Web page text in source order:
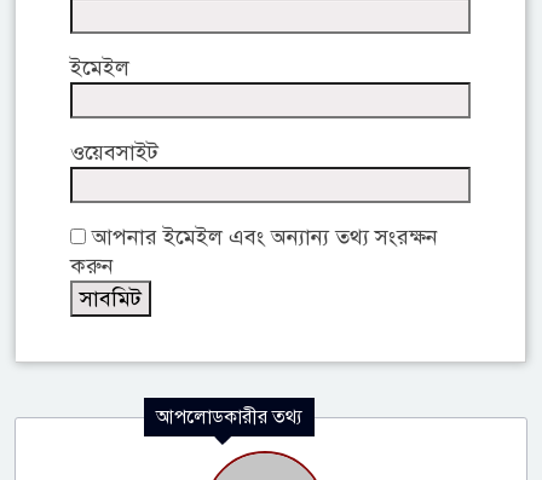
ইমেইল
ওয়েবসাইট
আপনার ইমেইল এবং অন্যান্য তথ্য সংরক্ষন
করুন
আপলোডকারীর তথ্য